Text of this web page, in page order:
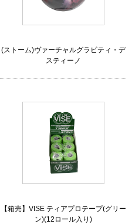
(ストーム)ヴァーチャルグラビティ・デ
スティーノ
【箱売】VISE ティアプロテープ(グリー
ン)(12ロール入り)